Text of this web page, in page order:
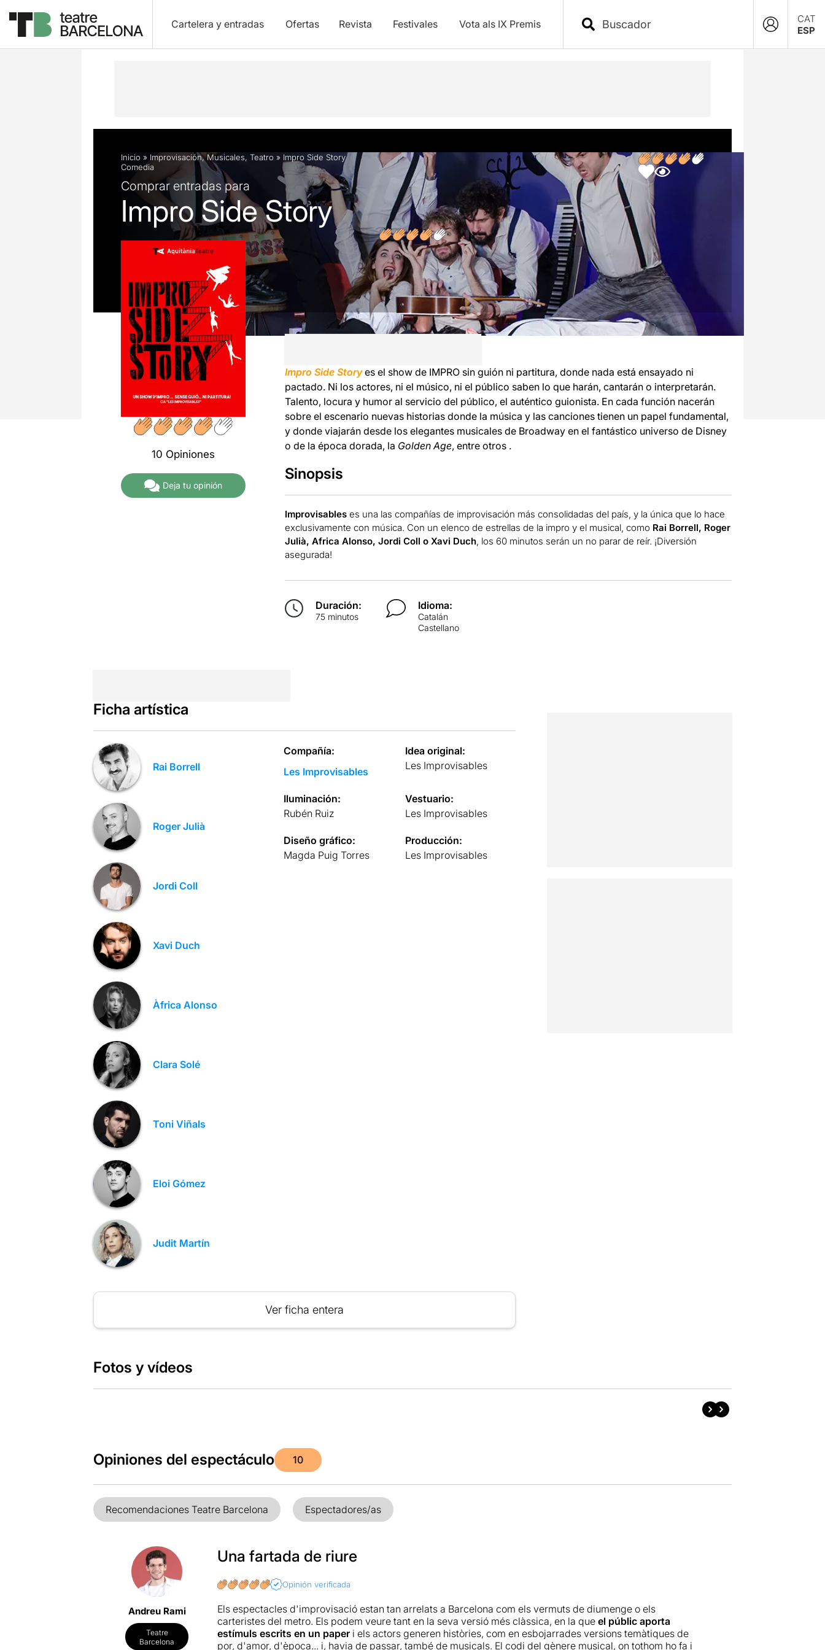
Cartelera y entradas Ofertas Revista Festivales Vota als IX Premis
CAT
ESP
Descripción Ficha artística Fotos y vídeos Opiniones Artículos
Inicio » Improvisación,Musicales, Teatro » Impro Side Story
Comedia
Comprar entradas para
Impro Side Story
10 Opiniones
Deja tu opinión
Impro Side Storyes el show de IMPRO sin guión ni partitura, donde nada está ensayado ni
pactado. Ni los actores, ni el músico, ni el público saben lo que harán, cantarán o interpretarán.
Talento, locura y humor al servicio del público, el auténtico guionista. En cada función nacerán
sobre el escenario nuevas historias donde la música y las canciones tienen un papel fundamental,
y donde viajarán desde los elegantes musicales de Broadway en el fantástico universo de Disney
o de la época dorada, la Golden Age, entre otros .
Sinopsis
Improvisables es una las compañías de improvisación más consolidadas del país, y la única que lo hace
exclusivamente con música. Con un elenco de estrellas de la impro y el musical, como Rai Borrell, Roger
Julià, Africa Alonso, Jordi Coll o Xavi Duch, los 60 minutos serán un no parar de reír. ¡Diversión
asegurada!
Duración:
75 minutos
Idioma:
Catalán
Castellano
Ficha artística
Rai Borrell
Roger Julià
Jordi Coll
Xavi Duch
Àfrica Alonso
Clara Solé
Toni Viñals
Eloi Gómez
Judit Martín
Compañía:
Les Improvisables
Idea original:
Les Improvisables
Iluminación:
Rubén Ruiz
Vestuario:
Les Improvisables
Diseño gráfico:
Magda Puig Torres
Producción:
Les Improvisables
Ver ficha entera
Fotos y vídeos
Opiniones del espectáculo 10
Recomendaciones Teatre Barcelona Espectadores/as
Andreu Rami
Teatre
Barcelona
Una fartada de riure
Opinión verificada
Els espectacles d'improvisació estan tan arrelats a Barcelona com els vermuts de diumenge o els
carteristes del metro. Els podem veure tant en la seva versió més clàssica, en la que el públic aporta
estímuls escrits en un paperi els actors generen històries, com en esbojarrades versions temàtiques de
por, d'amor, d'època... i, havia de passar, també de musicals. El codi del gènere musical, on tothom ho fa i